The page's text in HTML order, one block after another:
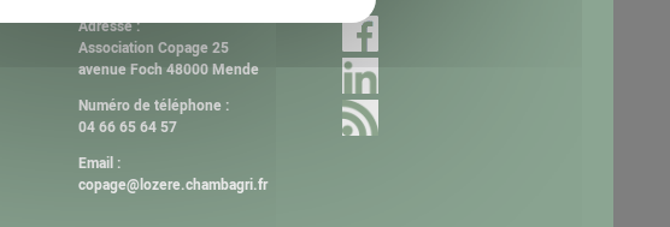
Adresse :
Association Copage 25
avenue Foch 48000 Mende
Numéro de téléphone :
04 66 65 64 57
Email :
copage@lozere.chambagri.fr